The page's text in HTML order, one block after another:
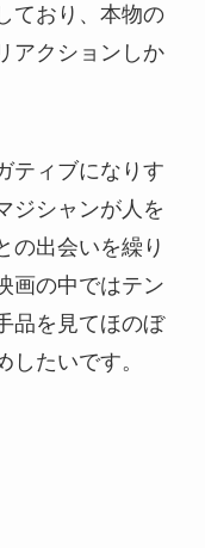
ており、本物の
アクションしか
ティブになりす
ジシャンが人を
の出会いを繰り
画の中ではテン
品を見てほのぼ
たいです。